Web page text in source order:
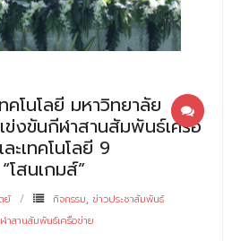
อดภัย
ธารณภัย
โนโลยี มหาวิทยาลัย
ข่งขันกีฬาสานสัมพันธ์เครือ
เทคโนโลยี 9
สนเกมส์”
ย์ กิจกรรม, ข่าวประชาสัมพันธ์
าสานสัมพันธ์เครือข่าย